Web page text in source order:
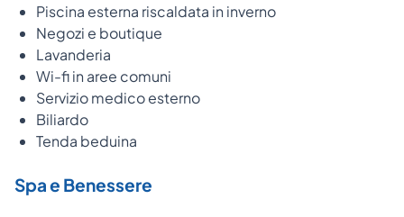
Piscina esterna riscaldata in inverno
Negozi e boutique
Lavanderia
Wi-fi in aree comuni
Servizio medico esterno
Biliardo
Tenda beduina
Spa e Benessere